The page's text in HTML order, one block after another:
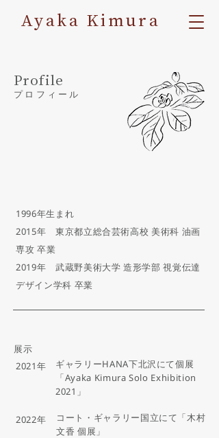
Ayaka Kimura
Profile
プロフィール
1996年生まれ
2015年 東京都立総合芸術高校 美術科 油画
専攻 卒業
2019年 武蔵野美術大学 造形学部 視覚伝達
デザイン学科 卒業
展示
2021年
ギャラリーHANA下北沢にて個展
「Ayaka Kimura Solo Exhibition
2021」
2022年
コート・ギャラリー国立にて「木村
文香 個展」